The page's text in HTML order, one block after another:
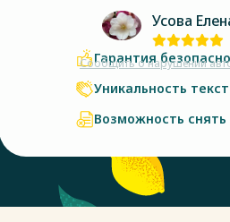
Усова
Сообщить о нарушении
Гарантия
Уникальность
Возможность